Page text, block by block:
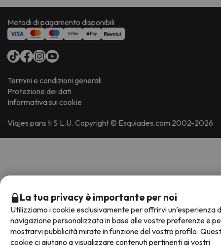
Metodi di pagamento disponibili
Termini e condizioni generali
Protezione dei dati
Informativa sui cookie
Viajes para ti S.L.U. Copyright © Esquiades.com 2002-2026
La tua privacy è importante per noi
Utilizziamo i cookie esclusivamente per offrirvi un’esperienza
navigazione personalizzata in base alle vostre preferenze e
mostrarvi pubblicità mirate in funzione del vostro profilo.
cookie ci aiutano a visualizzare contenuti pertinenti ai vostri